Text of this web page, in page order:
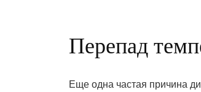
Перепад
Еще одна частая причина